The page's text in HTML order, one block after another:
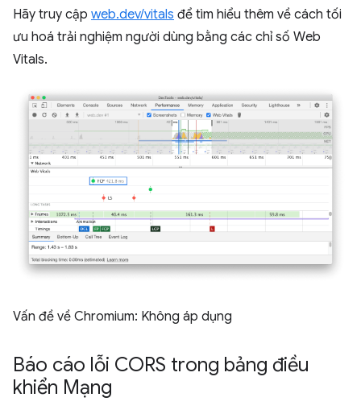
Hãy truy cập web.dev/vitals để tìm hiểu thêm về cách tối
ưu hoá trải nghiệm người dùng bằng các chỉ số Web
Vitals.
Vấn đề về Chromium: Không áp dụng
Báo cáo lỗi CORS trong bảng điều
khiển Mạng